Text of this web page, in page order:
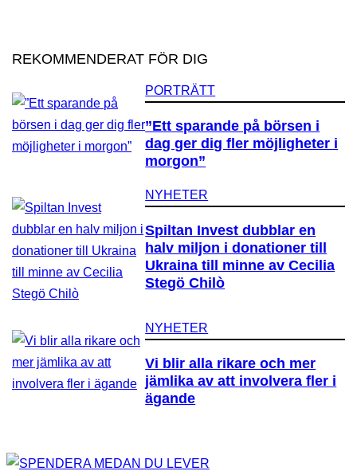
REKOMMENDERAT FÖR DIG
PORTRÄTT
”Ett sparande på börsen i
dag ger dig fler möjligheter i
morgon”
NYHETER
Spiltan Invest dubblar en
halv miljon i donationer till
Ukraina till minne av Cecilia
Stegö Chilò
NYHETER
Vi blir alla rikare och mer
jämlika av att involvera fler i
ägande